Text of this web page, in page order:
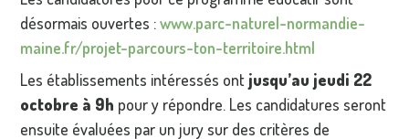
désormais ouvertes :www.parc-naturel-normandie-
maine.fr/projet-parcours-ton-territoire.html
Les établissements intéressés ont jusqu’au jeudi 22
octobre à 9h pour y répondre. Les candidatures seront
ensuite évaluées par un jury sur des critères de